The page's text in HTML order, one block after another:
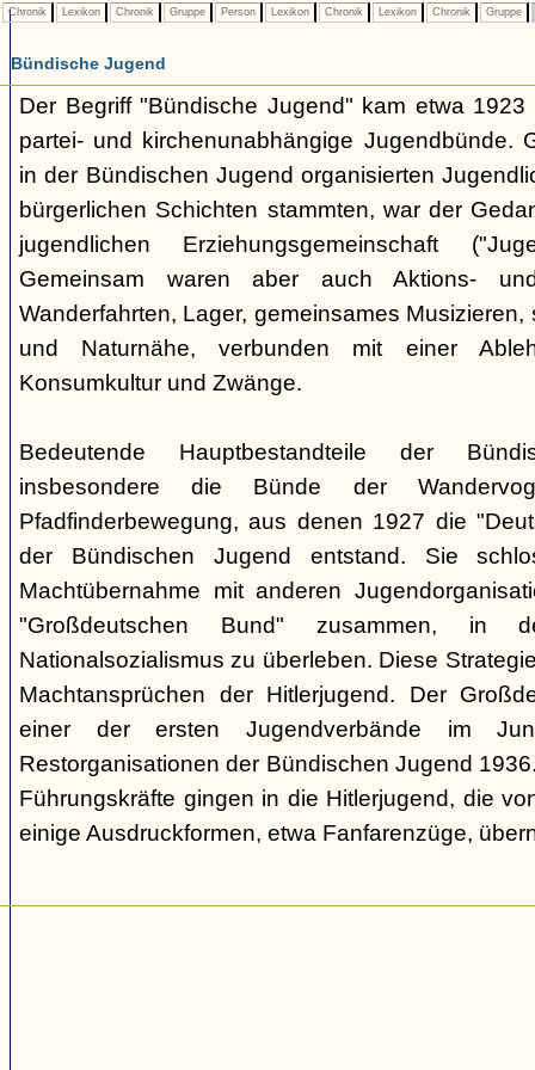
Chronik Lexikon Chronik Gruppe Person Lexikon Chronik Lexikon Chronik Gruppe
Bündische Jugend
Der Begriff "Bündische Jugend" kam etwa
partei- und kirchenunabhängige Jugendbünde.
in der Bündischen Jugend organisierten
bürgerlichen Schichten stammten, war der
jugendlichen Erziehungsgemeinschaft
Gemeinsam waren aber auch Aktions-
Wanderfahrten, Lager, gemeinsames
und Naturnähe, verbunden mit einer
Konsumkultur und Zwänge.
Bedeutende Hauptbestandteile der
insbesondere die Bünde der
Pfadfinderbewegung, aus denen 1927 die
der Bündischen Jugend entstand. Sie
Machtübernahme mit anderen
"Großdeutschen Bund" zusammen,
Nationalsozialismus zu überleben. Diese
Machtansprüchen der Hitlerjugend. Der
einer der ersten Jugendverbände im
Restorganisationen der Bündischen Jugend
Führungskräfte gingen in die Hitlerjugend, die
einige Ausdruckformen, etwa Fanfarenzüge,